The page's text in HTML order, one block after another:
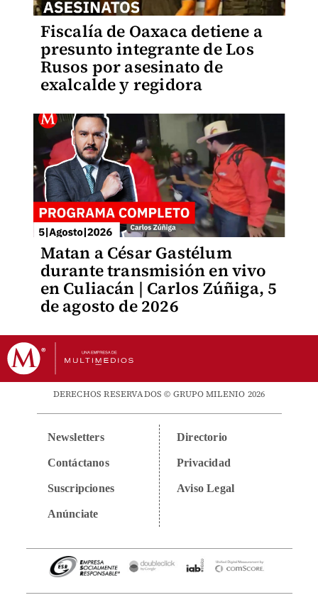
Fiscalía de Oaxaca detiene a
presunto integrante de Los
Rusos por asesinato de
exalcalde y regidora
Matan a César Gastélum
durante transmisión en vivo
en Culiacán | Carlos Zúñiga, 5
de agosto de 2026
DERECHOS RESERVADOS © GRUPO MILENIO 2026
Newsletters
Contáctanos
Suscripciones
Anúnciate
Directorio
Privacidad
Aviso Legal